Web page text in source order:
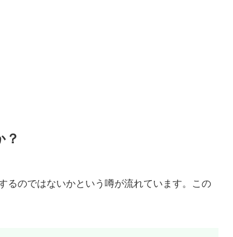
るのではないかという噂が流れています。この